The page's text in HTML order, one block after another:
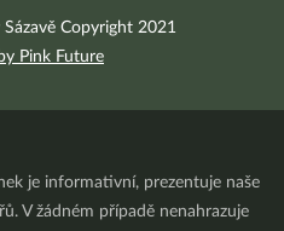
Copyright 2021
Pink Future
je informativní, prezentuje naše
V žádném případě nenahrazuje